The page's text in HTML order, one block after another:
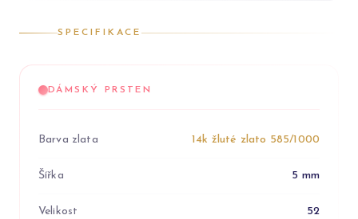
SPECIFIKACE
DÁMSKÝ PRSTEN
Barva zlata 14k žluté zlato 585/1000
Šířka 5 mm
Velikost 52